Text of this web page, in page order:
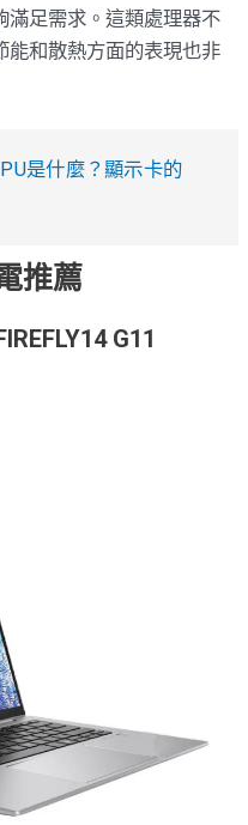
滿足需求。這類處理器不
能和散熱方面的表現也非
是什麼？顯示卡的
推薦
G11